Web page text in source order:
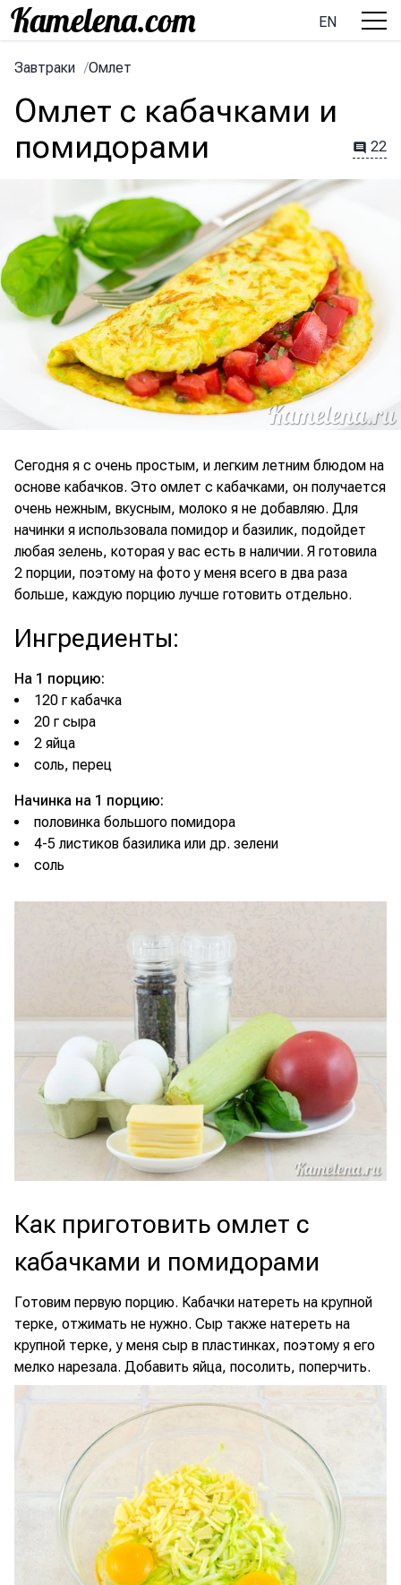
EN
Завтраки /Омлет
Омлет с кабачками и
помидорами
22
Сегодня я с очень простым, и легким летним блюдом на
основе кабачков. Это омлет с кабачками, он получается
очень нежным, вкусным, молоко я не добавляю. Для
начинки я использовала помидор и базилик, подойдет
любая зелень, которая у вас есть в наличии. Я готовила
2 порции, поэтому на фото у меня всего в два раза
больше, каждую порцию лучше готовить отдельно.
Ингредиенты:
На 1 порцию:
120 г кабачка
20 г сыра
2 яйца
соль, перец
Начинка на 1 порцию:
половинка большого помидора
4-5 листиков базилика или др. зелени
соль
Как приготовить омлет с
кабачками и помидорами
Готовим первую порцию. Кабачки натереть на крупной
терке, отжимать не нужно. Сыр также натереть на
крупной терке, у меня сыр в пластинках, поэтому я его
мелко нарезала. Добавить яйца, посолить, поперчить.